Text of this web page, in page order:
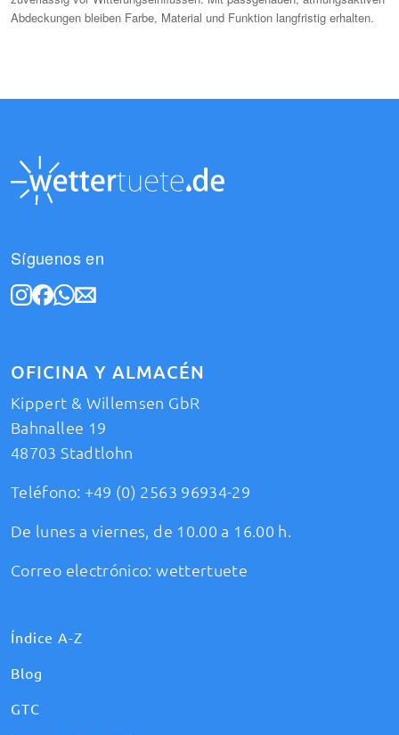
Abdeckungen bleiben Farbe, Material und Funktion langfristig erhalten.
Síguenos en
OFICINA Y ALMACÉN
Kippert & Willemsen GbR
Bahnallee 19
48703 Stadtlohn
Teléfono: +49 (0) 2563 96934-29
De lunes a viernes, de 10.00 a 16.00 h.
Correo electrónico:wettertuete
Índice A-Z
Blog
GTC